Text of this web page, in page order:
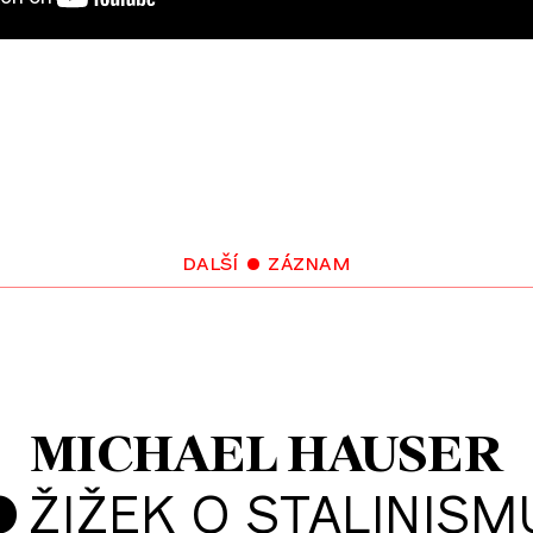
další • záznam
MICHAEL HAUSER
ŽIŽEK O